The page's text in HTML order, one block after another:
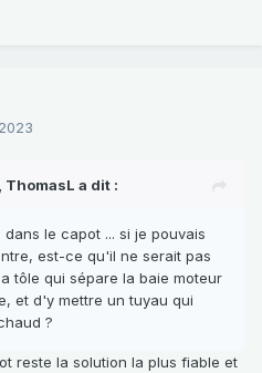
ThomasL a dit :
le capot ... si je pouvais
est-ce qu'il ne serait pas
tôle qui sépare la baie moteur
et d'y mettre un tuyau qui
?
reste la solution la plus fiable et